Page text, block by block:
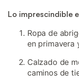
Lo imprescindible
Ropa de
en primavera
Calzado de
caminos de